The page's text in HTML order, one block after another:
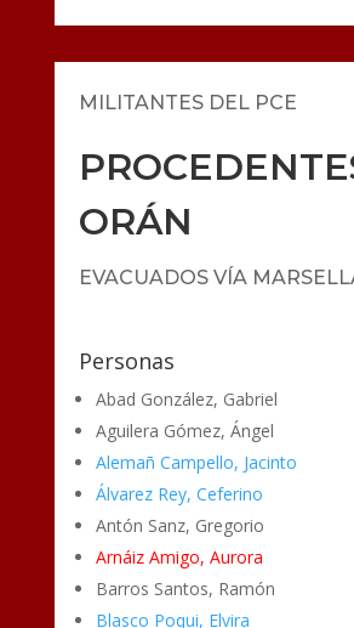
MILITANTES DEL PCE
ORÁN
EVACUADOS VÍA
Personas
Abad González, Gabriel
Aguilera Gómez, Ángel
Alemañ Campello, Jacinto
Álvarez Rey, Ceferino
Antón Sanz, Gregorio
Arnáiz Amigo, Aurora
Barros Santos, Ramón
Blasco Poqui, Elvira